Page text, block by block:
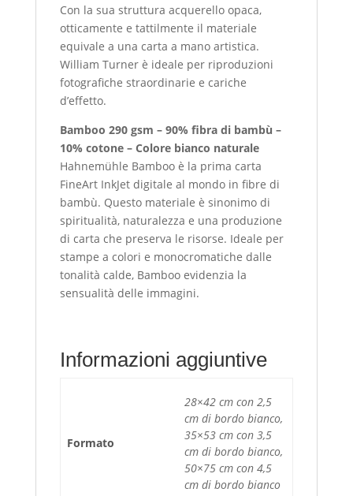
Con la sua struttura acquerello opaca,
otticamente e tattilmente il materiale
equivale a una carta a mano artistica.
William Turner è ideale per riproduzioni
fotografiche straordinarie e cariche
d’effetto.
Bamboo 290 gsm – 90% fibra di bambù –
10% cotone – Colore bianco naturale
Hahnemühle Bamboo è la prima carta
FineArt InkJet digitale al mondo in fibre di
bambù. Questo materiale è sinonimo di
spiritualità, naturalezza e una produzione
di carta che preserva le risorse. Ideale per
stampe a colori e monocromatiche dalle
tonalità calde, Bamboo evidenzia la
sensualità delle immagini.
Informazioni aggiuntive
Formato
28×42 cm con 2,5
cm di bordo bianco,
35×53 cm con 3,5
cm di bordo bianco,
50×75 cm con 4,5
cm di bordo bianco